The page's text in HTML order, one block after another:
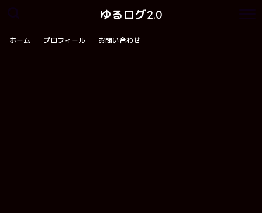
ゆるログ2.0
ホーム プロフィール お問い合わせ